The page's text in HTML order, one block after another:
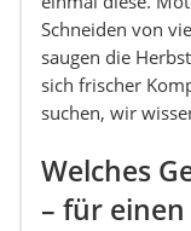
Schneiden von
saugen die
sich frischer
suchen, wir
Welches
– für